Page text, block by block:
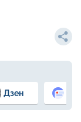
Дзен